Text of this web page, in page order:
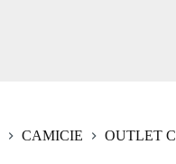
CAMICIE
OUTLET C